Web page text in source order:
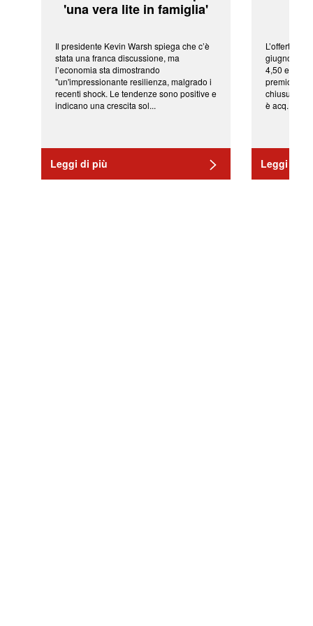
'una vera lite in famiglia'
Il presidente Kevin Warsh spiega che c’è
stata una franca discussione, ma
l’economia sta dimostrando
"un'impressionante resilienza, malgrado i
recenti shock. Le tendenze sono positive e
indicano una crescita sol...
Leggi di più
L’offerta
giugno da
4,50 euro
premio di
chiusura
è acq...
Leggi di